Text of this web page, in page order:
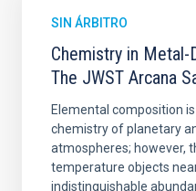
SIN ÁRBITRO
Chemistry in
The JWST Arcana
Elemental composition
chemistry of planetary
atmospheres; however,
temperature objects
indistinguishable